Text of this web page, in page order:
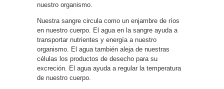
nuestro organismo.
Nuestra sangre circula como un enjambre de ríos
en nuestro cuerpo. El agua en la sangre ayuda a
transportar nutrientes y energía a nuestro
organismo. El agua también aleja de nuestras
células los productos de desecho para su
excreción. El agua ayuda a regular la temperatura
de nuestro cuerpo.